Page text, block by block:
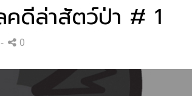
คดีล่าสัตว์ป่า # 1
0